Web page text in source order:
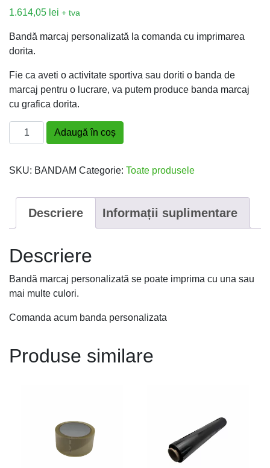
1.614,05 lei + tva
Bandă marcaj personalizată la comanda cu imprimarea
dorita.
Fie ca aveti o activitate sportiva sau doriti o banda de
marcaj pentru o lucrare, va putem produce banda marcaj
cu grafica dorita.
Cantitate Bandă marcaj personalizată la comanda
Adaugă în coș
SKU: BANDAM Categorie: Toate produsele
Descriere Informații suplimentare
Descriere
Bandă marcaj personalizată se poate imprima cu una sau
mai multe culori.
Comanda acum banda personalizata
Produse similare